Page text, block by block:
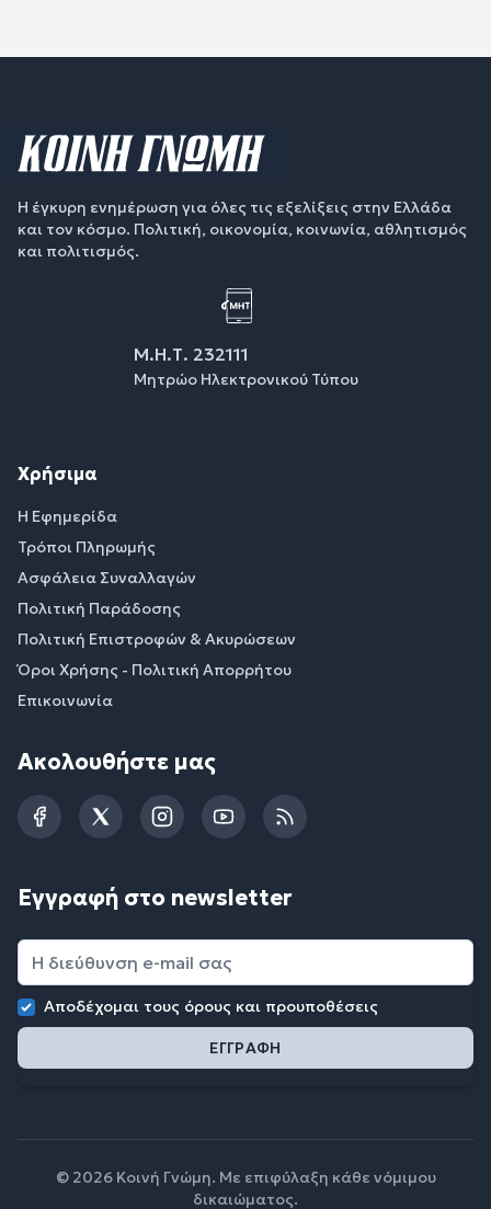
Η έγκυρη ενημέρωση για όλες τις εξελίξεις στην Ελλάδα
και τον κόσμο. Πολιτική, οικονομία, κοινωνία, αθλητισμός
και πολιτισμός.
Μ.Η.Τ. 232111
Μητρώο Ηλεκτρονικού Τύπου
Χρήσιμα
Η Εφημερίδα
Τρόποι Πληρωμής
Ασφάλεια Συναλλαγών
Πολιτική Παράδοσης
Πολιτική Επιστροφών & Ακυρώσεων
Όροι Χρήσης - Πολιτική Απορρήτου
Επικοινωνία
Ακολουθήστε μας
FacebookTwitterInstagramYouTubeRSS
Εγγραφή στο newsletter
Αποδέχομαι τους όρους και προυποθέσεις
© 2026 Κοινή Γνώμη. Με επιφύλαξη κάθε νόμιμου
δικαιώματος.